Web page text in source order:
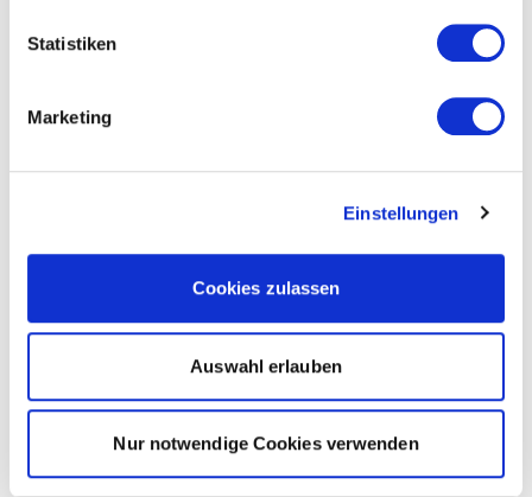
Statistiken
Marketing
Einstellungen
Cookies zulassen
Auswahl erlauben
Nur notwendige Cookies verwenden